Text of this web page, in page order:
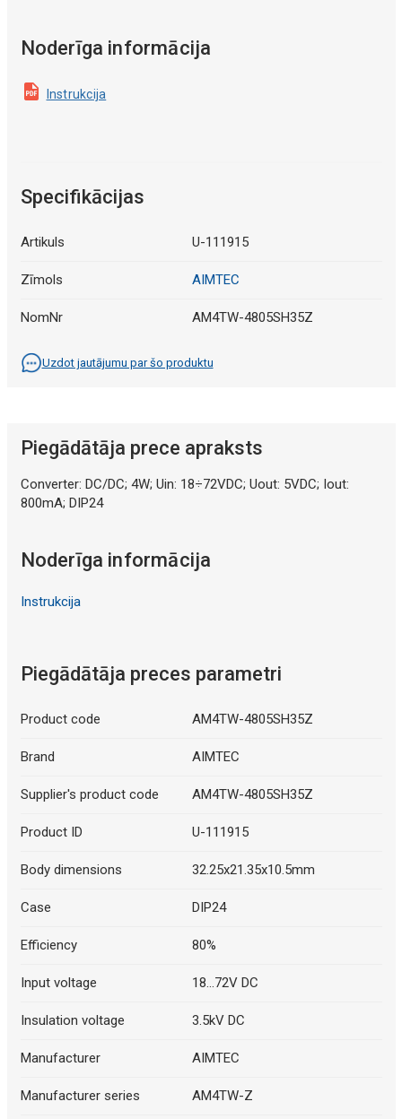
Noderīga informācija
Instrukcija
Specifikācijas
Artikuls U-111915
Zīmols AIMTEC
NomNr AM4TW-4805SH35Z
Uzdot jautājumu par šo produktu
Piegādātāja prece apraksts
Converter: DC/DC; 4W; Uin: 18÷72VDC; Uout: 5VDC; Iout:
800mA; DIP24
Noderīga informācija
Instrukcija
Piegādātāja preces parametri
Product code AM4TW-4805SH35Z
Brand AIMTEC
Supplier's product code AM4TW-4805SH35Z
Product ID U-111915
Body dimensions 32.25x21.35x10.5mm
Case DIP24
Efficiency 80%
Input voltage 18...72V DC
Insulation voltage 3.5kV DC
Manufacturer AIMTEC
Manufacturer series AM4TW-Z